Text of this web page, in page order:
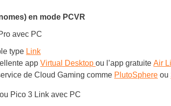
en mode PCVR
avec PC
type Link
appVirtual Desktopou l’app gratuiteAir
de Cloud Gaming comme PlutoSphere ou
ou Pico 3 Link avec PC